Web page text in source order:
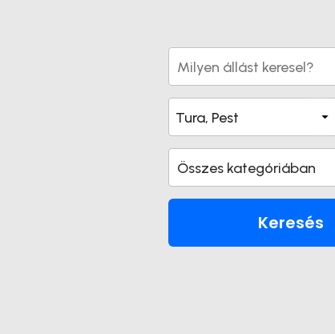
Összes kategóriában
Keresés